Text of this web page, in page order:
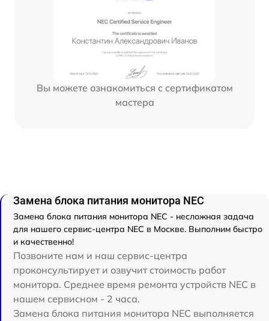
Вы можете ознакомиться с сертификатом
мастера
Замена блока питания монитора NEC
Замена блока питания монитора NEC - несложная задача
для нашего сервис-центра NEC в Москве. Выполним быстро
и качественно!
Позвоните нам и наш сервис-центра
проконсультирует и озвучит стоимость работ
монитора. Среднее время ремонта устройств NEC в
нашем сервисном - 2 часа.
Замена блока питания монитора NEC выполняется